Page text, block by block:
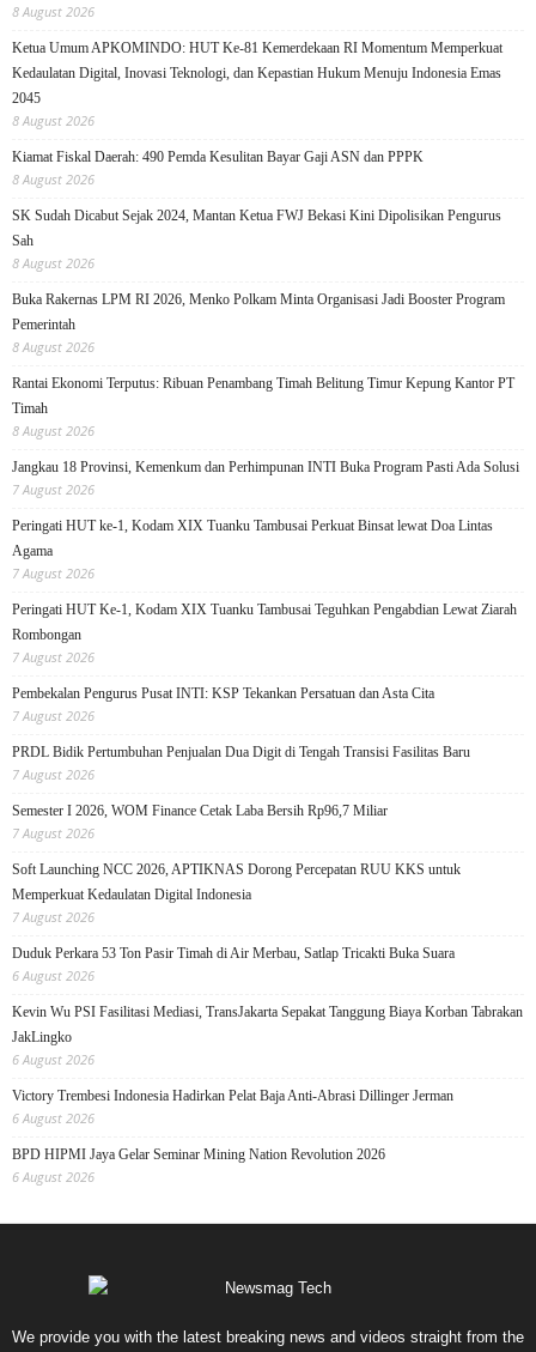
8 August 2026
Ketua Umum APKOMINDO: HUT Ke-81 Kemerdekaan RI Momentum Memperkuat
Kedaulatan Digital, Inovasi Teknologi, dan Kepastian Hukum Menuju Indonesia Emas
2045
8 August 2026
Kiamat Fiskal Daerah: 490 Pemda Kesulitan Bayar Gaji ASN dan PPPK
8 August 2026
SK Sudah Dicabut Sejak 2024, Mantan Ketua FWJ Bekasi Kini Dipolisikan Pengurus
Sah
8 August 2026
Buka Rakernas LPM RI 2026, Menko Polkam Minta Organisasi Jadi Booster Program
Pemerintah
8 August 2026
Rantai Ekonomi Terputus: Ribuan Penambang Timah Belitung Timur Kepung Kantor PT
Timah
8 August 2026
Jangkau 18 Provinsi, Kemenkum dan Perhimpunan INTI Buka Program Pasti Ada Solusi
7 August 2026
Peringati HUT ke-1, Kodam XIX Tuanku Tambusai Perkuat Binsat lewat Doa Lintas
Agama
7 August 2026
Peringati HUT Ke-1, Kodam XIX Tuanku Tambusai Teguhkan Pengabdian Lewat Ziarah
Rombongan
7 August 2026
Pembekalan Pengurus Pusat INTI: KSP Tekankan Persatuan dan Asta Cita
7 August 2026
PRDL Bidik Pertumbuhan Penjualan Dua Digit di Tengah Transisi Fasilitas Baru
7 August 2026
Semester I 2026, WOM Finance Cetak Laba Bersih Rp96,7 Miliar
7 August 2026
Soft Launching NCC 2026, APTIKNAS Dorong Percepatan RUU KKS untuk
Memperkuat Kedaulatan Digital Indonesia
7 August 2026
Duduk Perkara 53 Ton Pasir Timah di Air Merbau, Satlap Tricakti Buka Suara
6 August 2026
Kevin Wu PSI Fasilitasi Mediasi, TransJakarta Sepakat Tanggung Biaya Korban Tabrakan
JakLingko
6 August 2026
Victory Trembesi Indonesia Hadirkan Pelat Baja Anti-Abrasi Dillinger Jerman
6 August 2026
BPD HIPMI Jaya Gelar Seminar Mining Nation Revolution 2026
6 August 2026
We provide you with the latest breaking news and videos straight from the